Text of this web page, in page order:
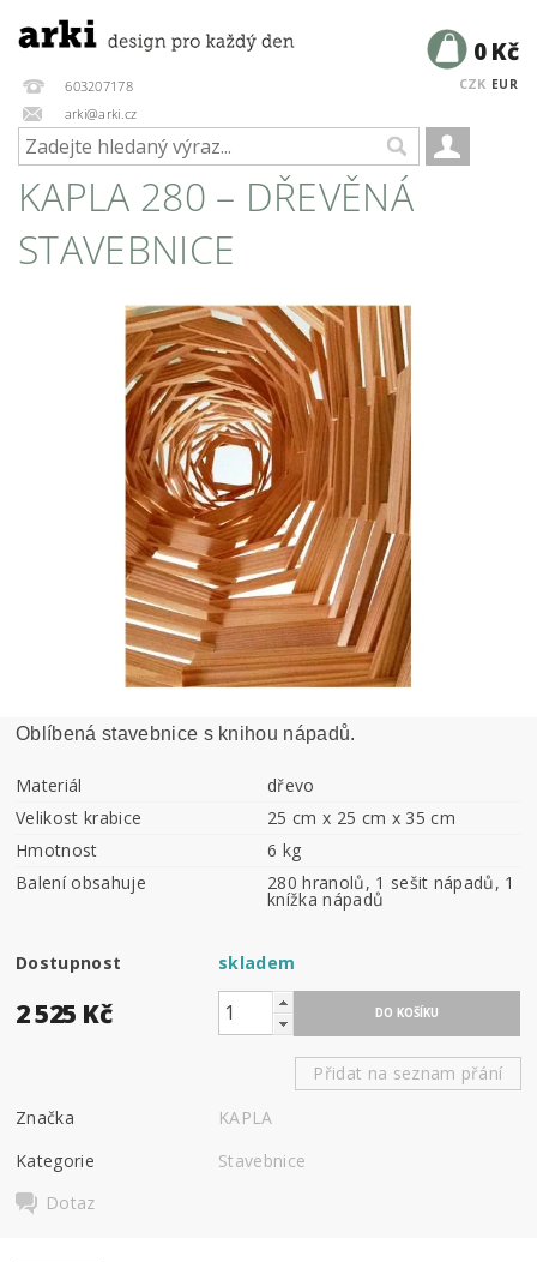
603207178
arki@arki.cz
CZK EUR
0 Kč
KAPLA 280 – DŘEVĚNÁ
STAVEBNICE
Oblíbená stavebnice s knihou nápadů.
Materiál
dřevo
Velikost krabice
25 cm x 25 cm x 35 cm
Hmotnost
6 kg
Balení obsahuje
280 hranolů, 1 sešit nápadů, 1
knížka nápadů
Dostupnost skladem
2 525 Kč
Přidat na seznam přání
Značka
KAPLA
Kategorie
Stavebnice
Dotaz